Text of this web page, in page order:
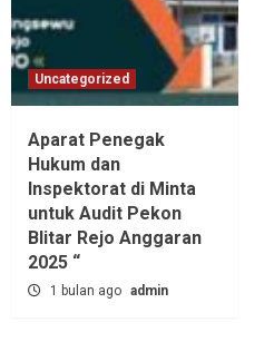
Uncategorized
Aparat Penegak
Hukum dan
Inspektorat di Minta
untuk Audit Pekon
Blitar Rejo Anggaran
2025 “
1 bulan ago admin